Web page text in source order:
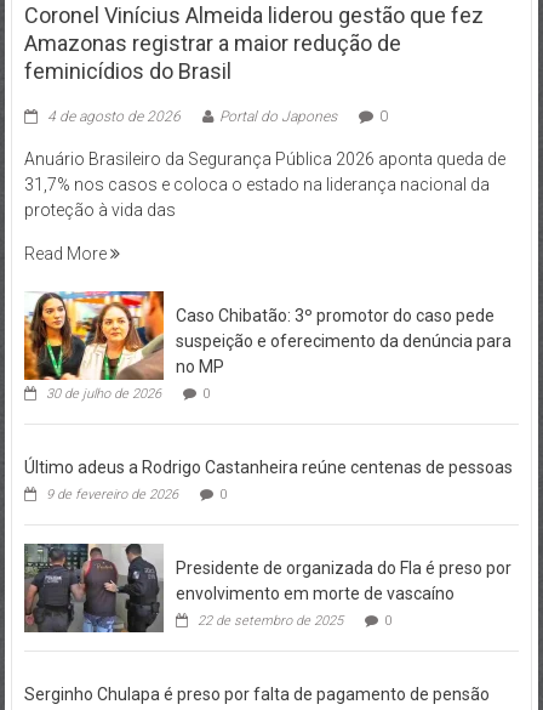
Coronel Vinícius Almeida liderou gestão que fez
Amazonas registrar a maior redução de
feminicídios do Brasil
4 de agosto de 2026 Portal do Japones 0
Anuário Brasileiro da Segurança Pública 2026 aponta queda de
31,7% nos casos e coloca o estado na liderança nacional da
proteção à vida das
Read More
Caso Chibatão: 3º promotor do caso pede
suspeição e oferecimento da denúncia para
no MP
30 de julho de 2026 0
Último adeus a Rodrigo Castanheira reúne centenas de pessoas
9 de fevereiro de 2026 0
Presidente de organizada do Fla é preso por
envolvimento em morte de vascaíno
22 de setembro de 2025 0
Serginho Chulapa é preso por falta de pagamento de pensão